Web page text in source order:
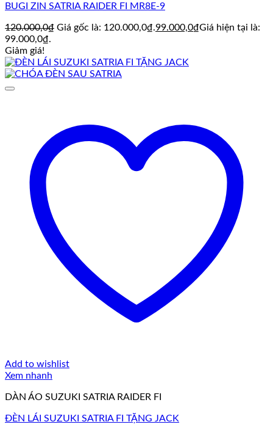
BUGI ZIN SATRIA RAIDER FI MR8E-9
120.000,0₫ Giá gốc là: 120.000,0₫.99.000,0₫Giá hiện tại là:
99.000,0₫.
Giảm giá!
Add to wishlist
Xem nhanh
DÀN ÁO SUZUKI SATRIA RAIDER FI
ĐÈN LÁI SUZUKI SATRIA FI TẶNG JACK